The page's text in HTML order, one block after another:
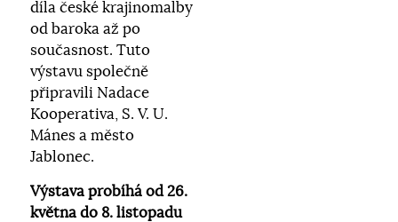
díla české krajinomalby
od baroka až po
současnost. Tuto
výstavu společně
připravili Nadace
Kooperativa, S. V. U.
Mánes a město
Jablonec.
Výstava probíhá od 26.
května do 8. listopadu